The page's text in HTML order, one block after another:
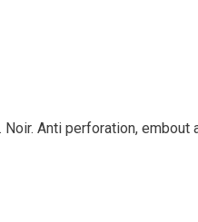
Anti perforation, embout